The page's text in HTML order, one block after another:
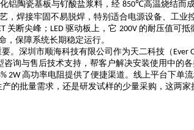
铝陶瓷基板与钌酸盐浆料，经 850℃高温烧结而
，焊接牢固不易脱焊，特别适合电源设备、工业
关断尖峰； LED 驱动板上，它 200V 的耐压值可抵
，保障系统长期稳定运行。
。深圳市顺海科技有限公司作为天二科技（ Ever
询与售后技术支持，帮客户解决安装使用中的
2W高功率电阻提供了便捷渠道。线上平台下单
的批量需求，还是研发试样的少量采购，这两